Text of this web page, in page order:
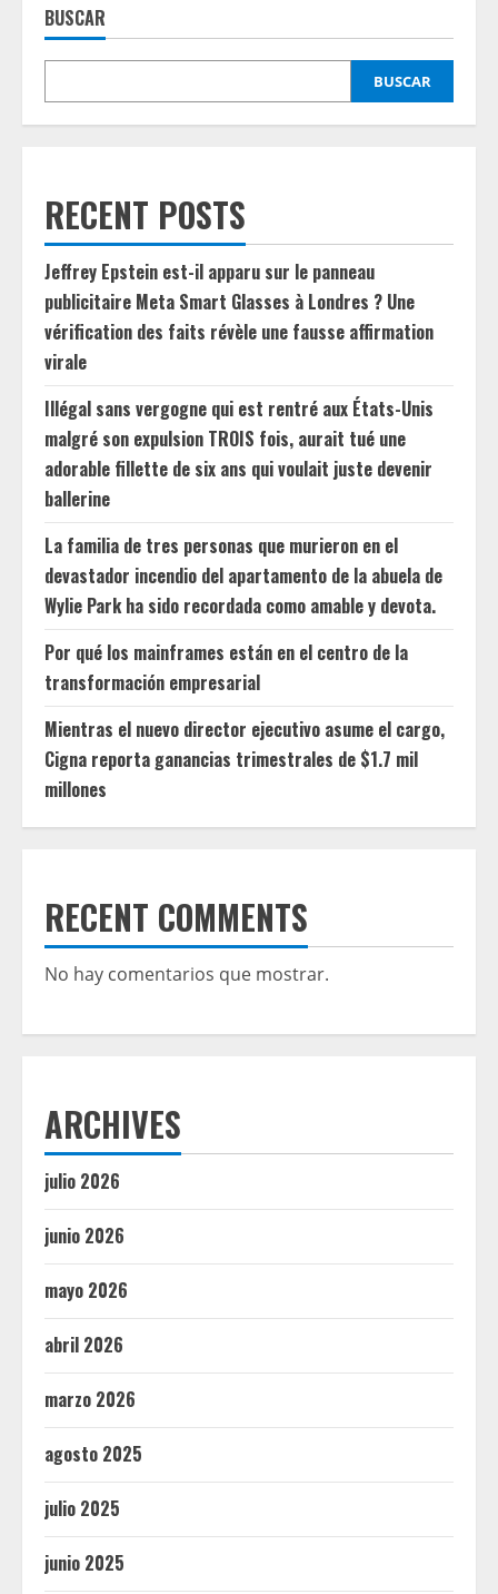
BUSCAR
BUSCAR
RECENT POSTS
Jeffrey Epstein est-il apparu sur le panneau
publicitaire Meta Smart Glasses à Londres ? Une
vérification des faits révèle une fausse affirmation
virale
Illégal sans vergogne qui est rentré aux États-Unis
malgré son expulsion TROIS fois, aurait tué une
adorable fillette de six ans qui voulait juste devenir
ballerine
La familia de tres personas que murieron en el
devastador incendio del apartamento de la abuela de
Wylie Park ha sido recordada como amable y devota.
Por qué los mainframes están en el centro de la
transformación empresarial
Mientras el nuevo director ejecutivo asume el cargo,
Cigna reporta ganancias trimestrales de $1.7 mil
millones
RECENT COMMENTS
No hay comentarios que mostrar.
ARCHIVES
julio 2026
junio 2026
mayo 2026
abril 2026
marzo 2026
agosto 2025
julio 2025
junio 2025